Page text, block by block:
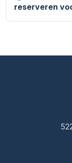
reserveren